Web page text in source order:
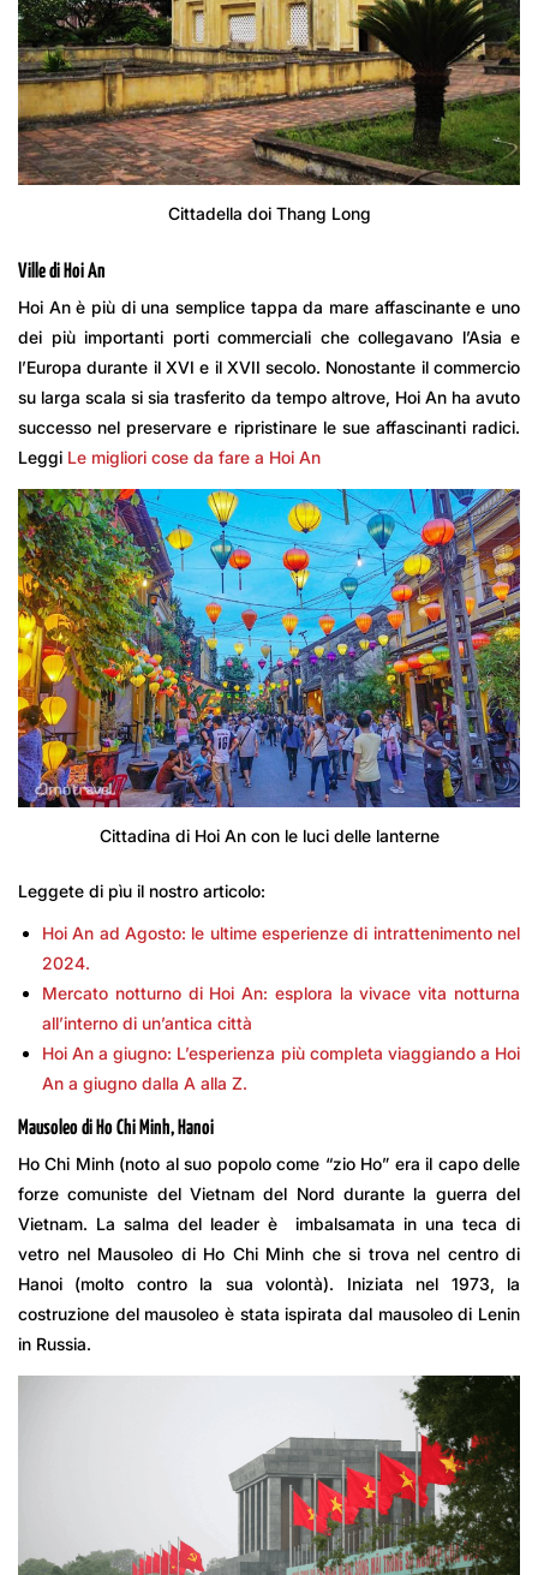
Cittadella doi Thang Long
Ville di Hoi An
Hoi An è più di una semplice tappa da mare affascinante e uno
dei più importanti porti commerciali che collegavano l’Asia e
l’Europa durante il XVI e il XVII secolo. Nonostante il commercio
su larga scala si sia trasferito da tempo altrove, Hoi An ha avuto
successo nel preservare e ripristinare le sue affascinanti radici.
Leggi Le migliori cose da fare a Hoi An
Cittadina di Hoi An con le luci delle lanterne
Leggete di pìu il nostro articolo:
Hoi An ad Agosto: le ultime esperienze di intrattenimento nel
2024.
Mercato notturno di Hoi An: esplora la vivace vita notturna
all’interno di un’antica città
Hoi An a giugno: L’esperienza più completa viaggiando a Hoi
An a giugno dalla A alla Z.
Mausoleo di Ho Chi Minh, Hanoi
Ho Chi Minh (noto al suo popolo come “zio Ho” era il capo delle
forze comuniste del Vietnam del Nord durante la guerra del
Vietnam. La salma del leader è imbalsamata in una teca di
vetro nel Mausoleo di Ho Chi Minh che si trova nel centro di
Hanoi (molto contro la sua volontà). Iniziata nel 1973, la
costruzione del mausoleo è stata ispirata dal mausoleo di Lenin
in Russia.